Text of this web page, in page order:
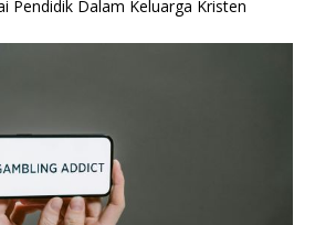
Pendidik Dalam Keluarga Kristen